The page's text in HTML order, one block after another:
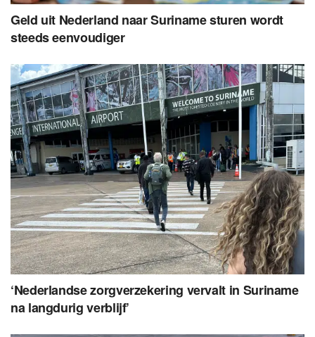
Geld uit Nederland naar Suriname sturen wordt
steeds eenvoudiger
‘Nederlandse zorgverzekering vervalt in Suriname
na langdurig verblijf’